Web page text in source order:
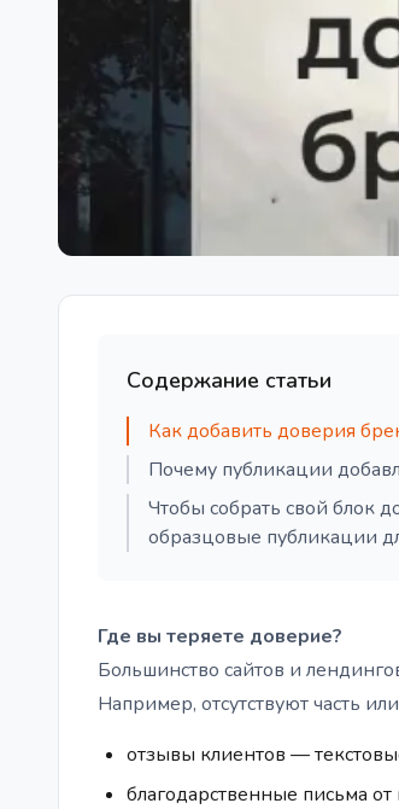
Содержание статьи
Как добавить доверия
Почему публикации
Чтобы собрать свой блок
образцовые публикации
Где вы теряете доверие?
Большинство сайтов и
Например, отсутствуют часть
отзывы клиентов —
благодарственные письма от